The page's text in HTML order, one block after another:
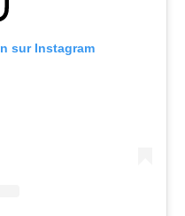
sur Instagram